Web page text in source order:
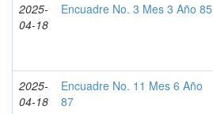
2025-
04-18
Encuadre No. 3 Mes 3 Año 85
2025-
04-18
Encuadre No. 11 Mes 6 Año
87